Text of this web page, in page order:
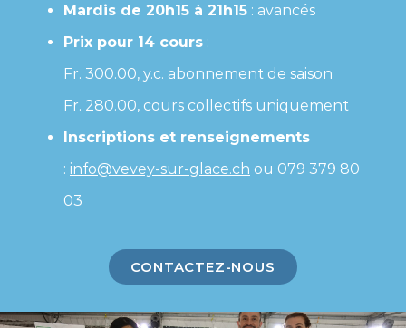
Mardis de 20h15 à 21h15 : avancés
Prix pour 14 cours :
Fr. 300.00, y.c. abonnement de saison
Fr. 280.00, cours collectifs uniquement
Inscriptions et renseignements
: info@vevey-sur-glace.ch ou 079 379 80
03
CONTACTEZ-NOUS